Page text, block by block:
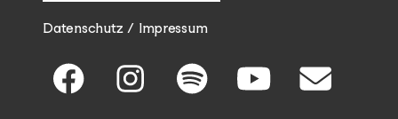
Datenschutz / Impressum